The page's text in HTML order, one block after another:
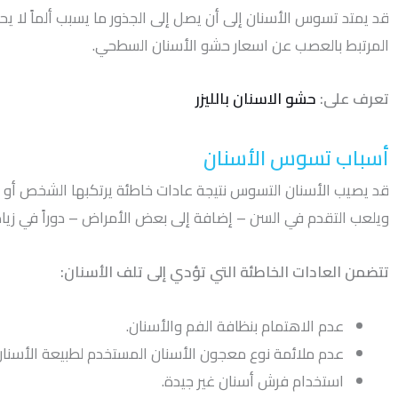
قد يمتد تسوس الأسنان إلى أن يصل إلى الجذور ما يسبب ألماً لا
المرتبط بالعصب عن اسعار حشو الأسنان السطحي.
تعرف على:حشو الاسنان بالليزر
أسباب تسوس الأسنان
قد يصيب الأسنان التسوس نتيجة عادات خاطئة يرتكبها الشخص أو
ويلعب التقدم في السن – إضافة إلى بعض الأمراض – دوراً في
تتضمن العادات الخاطئة التي تؤدي إلى تلف الأسنان:
عدم الاهتمام بنظافة الفم والأسنان.
عدم ملائمة نوع معجون الأسنان المستخدم لطبيعة
استخدام فرش أسنان غير جيدة.